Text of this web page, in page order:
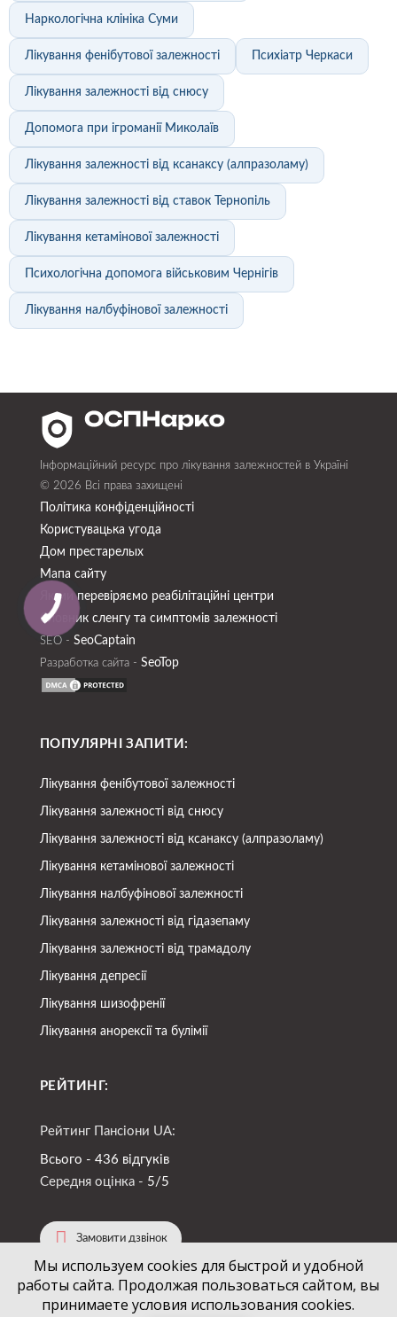
Наркологічна клініка Суми
Лікування фенібутової залежності Психіатр Черкаси
Лікування залежності від снюсу
Допомога при ігроманії Миколаїв
Лікування залежності від ксанаксу (алпразоламу)
Лікування залежності від ставок Тернопіль
Лікування кетамінової залежності
Психологічна допомога військовим Чернігів
Лікування налбуфінової залежності
Інформаційний ресурс про лікування залежностей в Україні
© 2026 Всі права захищені
Політика конфіденційності
Користувацька угода
Дом престарелых
Мапа сайту
Як ми перевіряємо реабілітаційні центри
Словник сленгу та симптомів залежності
SEO - SeoСaptain
Разработка сайта - SeoTop
ПОПУЛЯРНІ ЗАПИТИ:
Лікування фенібутової залежності
Лікування залежності від снюсу
Лікування залежності від ксанаксу (алпразоламу)
Лікування кетамінової залежності
Лікування налбуфінової залежності
Лікування залежності від гідазепаму
Лікування залежності від трамадолу
Лікування депресії
Лікування шизофренії
Лікування анорексії та булімії
РЕЙТИНГ:
Рейтинг Пансіони UA:
Всього - 436 відгуків
Середня оцінка - 5/5
Замовити дзвінок
+38 (067) 724-94-88
Мы используем cookies для быстрой и удобной
работы сайта. Продолжая пользоваться сайтом, вы
принимаете условия использования cookies.